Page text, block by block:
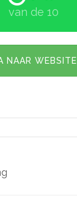
van de 10
NAAR WEBSITE